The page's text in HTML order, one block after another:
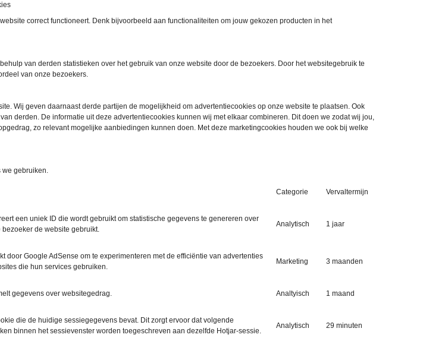
correct functioneert. Denk bijvoorbeeld aan functionaliteiten om jouw gekozen producten in het
van derden statistieken over het gebruik van onze website door de bezoekers. Door het websitegebruik te
van onze bezoekers.
Wij geven daarnaast derde partijen de mogelijkheid om advertentiecookies op onze website te plaatsen. Ook
derden. De informatie uit deze advertentiecookies kunnen wij met elkaar combineren. Dit doen we zodat wij jou,
zo relevant mogelijke aanbiedingen kunnen doen. Met deze marketingcookies houden we ook bij welke
we gebruiken.
Categorie Vervaltermijn
een uniek ID die wordt gebruikt om statistische gegevens te genereren over
bezoeker de website gebruikt.
Analytisch 1 jaar
door Google AdSense om te experimenteren met de efficiëntie van advertenties
die hun services gebruiken.
Marketing 3 maanden
gegevens over websitegedrag. Analtyisch 1 maand
die de huidige sessiegegevens bevat. Dit zorgt ervoor dat volgende
binnen het sessievenster worden toegeschreven aan dezelfde Hotjar-sessie.
Analytisch 29 minuten